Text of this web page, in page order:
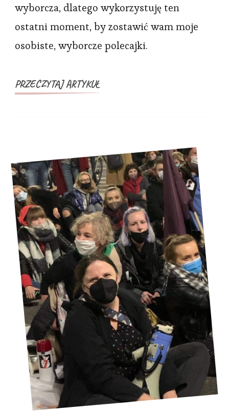
zagłosować?
wyborcza, dlatego wykorzystuję ten
ostatni moment, by zostawić wam moje
osobiste, wyborcze polecajki.
PRZECZYTAJ ARTYKUŁ